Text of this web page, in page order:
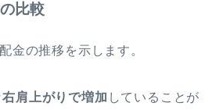
比較
金の推移を示します。
右肩上がりで増加 していることが